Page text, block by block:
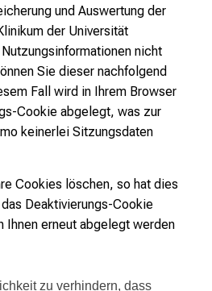
und Auswertung der
der Universität
nicht
Sie dieser nachfolgend
Fall wird in Ihrem Browser
Cookie abgelegt, was zur
keinerlei Sitzungsdaten
Cookies löschen, so hat dies
Deaktivierungs-Cookie
Ihnen erneut abgelegt werden